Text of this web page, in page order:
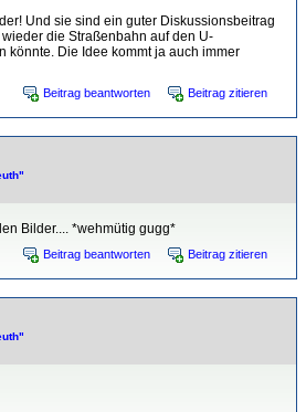
Und sie sind ein guter Diskussionsbeitrag
die Straßenbahn auf den U-
könnte. Die Idee kommt ja auch immer
Beitrag beantworten Beitrag zitieren
Bilder.... *wehmütig gugg*
Beitrag beantworten Beitrag zitieren